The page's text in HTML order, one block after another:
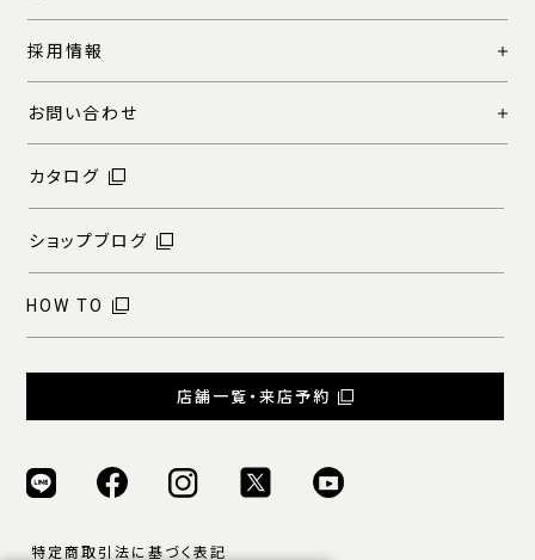
採用情報
お問い合わせ
カタログ
ショップブログ
HOW TO
店舗一覧・来店予約
特定商取引法に基づく表記